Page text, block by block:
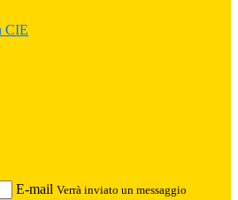
CIE
E-mail Verrà inviato un messaggio